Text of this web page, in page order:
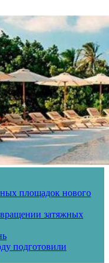
площадок нового
затяжных
подготовили